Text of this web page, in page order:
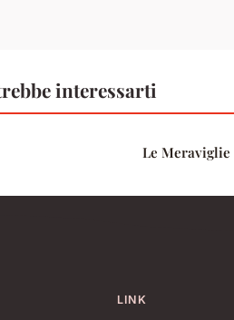
interessarti
Le
LINK